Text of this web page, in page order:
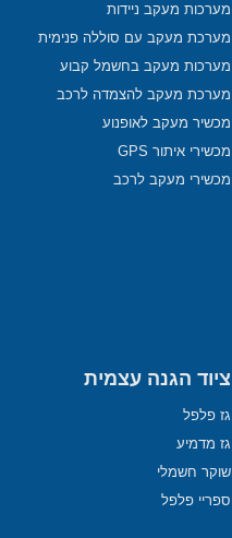
מערכות מעקב ניידות
מערכת מעקב עם סוללה פנימית
מערכות מעקב בחשמל קבוע
מערכת מעקב להצמדה לרכב
מכשיר מעקב לאופנוע
מכשירי איתור GPS
מכשירי מעקב לרכב
ציוד הגנה עצמית
גז פלפל
גז מדמיע
שוקר חשמלי
ספריי פלפל